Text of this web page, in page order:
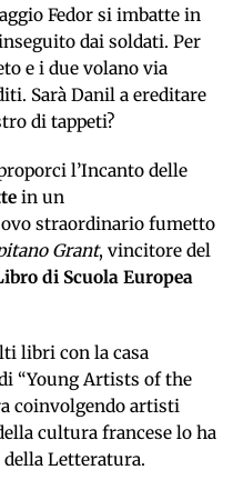
Fedor si imbatte in
dai soldati. Per
e i due volano via
Sarà Danil a ereditare
di tappeti?
l’Incanto delle
in un
straordinario fumetto
Grant, vincitore del
di Scuola Europea
libri con la casa
“Young Artists of the
coinvolgendo artisti
cultura francese lo ha
Letteratura.